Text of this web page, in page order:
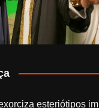
esteriótipos